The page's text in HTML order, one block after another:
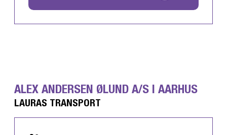
ALEX ANDERSEN ØLUND A/S I AARHUS
LAURAS TRANSPORT